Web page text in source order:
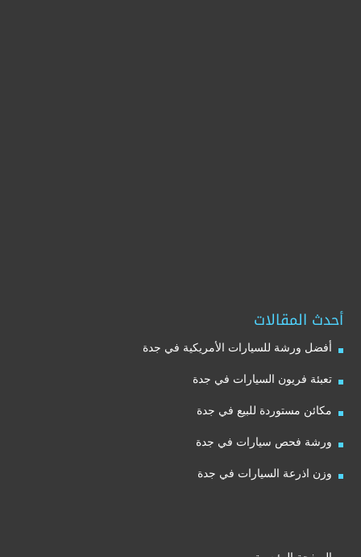
أحدث المقالات
أفضل ورشة للسيارات الأمريكية في جدة
تعبئة فريون السيارات في جدة
مكائن مستوردة للبيع في جدة
ورشة فحص سيارات في جدة
وزن اذرعة السيارات في جدة